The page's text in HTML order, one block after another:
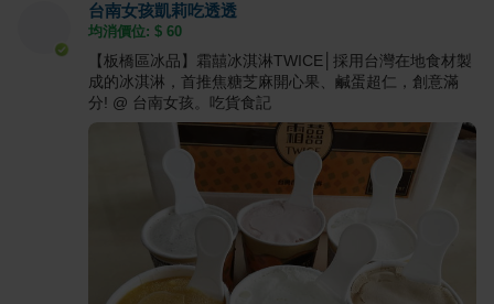
台南女孩凱莉吃透透
均消價位: $ 60
【板橋區冰品】霜囍冰淇淋TWICE│採用台灣在地食材製
成的冰淇淋，首推焦糖芝麻開心果、鹹蛋超仁，創意滿
分! @ 台南女孩。吃貨食記